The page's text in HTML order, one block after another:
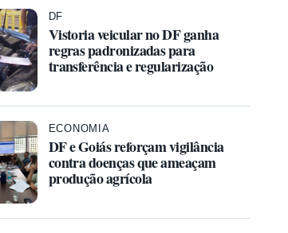
DF
Vistoria veicular no DF ganha
regras padronizadas para
transferência e regularização
ECONOMIA
DF e Goiás reforçam vigilância
contra doenças que ameaçam
produção agrícola